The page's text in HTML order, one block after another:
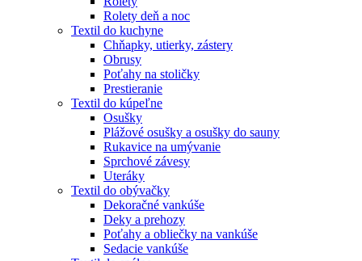
Rolety deň a noc
Textil do kuchyne
Chňapky, utierky, zástery
Obrusy
Poťahy na stoličky
Prestieranie
Textil do kúpeľne
Osušky
Plážové osušky a osušky do sauny
Rukavice na umývanie
Sprchové závesy
Uteráky
Textil do obývačky
Dekoračné vankúše
Deky a prehozy
Poťahy a obliečky na vankúše
Sedacie vankúše